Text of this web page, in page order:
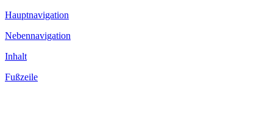
Hauptnavigation
Nebennavigation
Inhalt
Fußzeile